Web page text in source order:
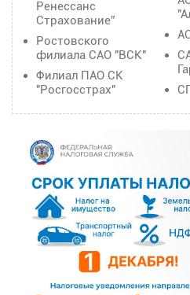
Ренессанс
Страхование”
Ростовского
филиала САО "ВСК"
Филиал ПАО СК
"Росгосстрах"